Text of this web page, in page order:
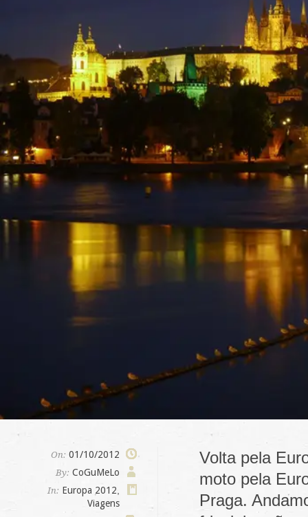
On: 01/10/2012
By: CoGuMeLo
In: Europa 2012
Viagens
Volta pela
moto pela
Praga.